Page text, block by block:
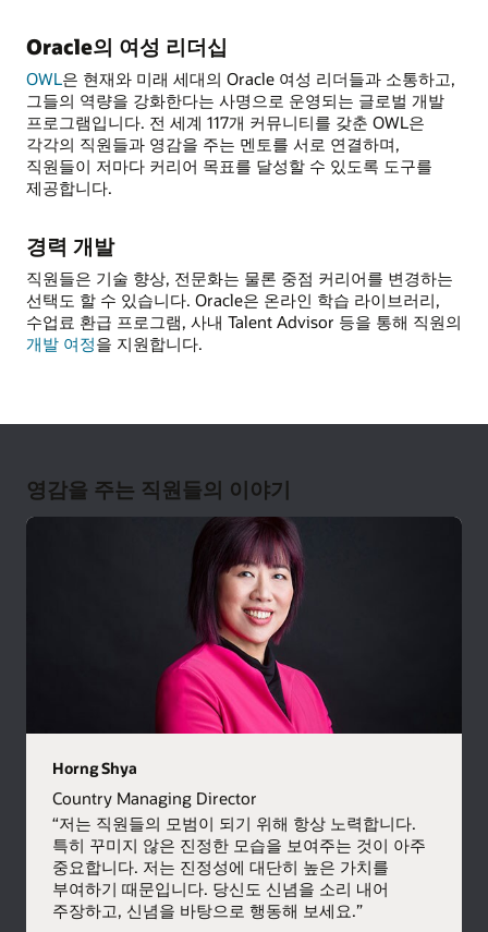
Oracle의 여성 리더십
OWL은 현재와 미래 세대의 Oracle 여성 리더들과 소통하고,
그들의 역량을 강화한다는 사명으로 운영되는 글로벌 개발
프로그램입니다. 전 세계 117개 커뮤니티를 갖춘 OWL은
각각의 직원들과 영감을 주는 멘토를 서로 연결하며,
직원들이 저마다 커리어 목표를 달성할 수 있도록 도구를
제공합니다.
경력 개발
직원들은 기술 향상, 전문화는 물론 중점 커리어를 변경하는
선택도 할 수 있습니다. Oracle은 온라인 학습 라이브러리,
수업료 환급 프로그램, 사내 Talent Advisor 등을 통해 직원의
개발 여정을 지원합니다.
영감을 주는 직원들의 이야기
Horng Shya
Country Managing Director
“저는 직원들의 모범이 되기 위해 항상 노력합니다.
특히 꾸미지 않은 진정한 모습을 보여주는 것이 아주
중요합니다. 저는 진정성에 대단히 높은 가치를
부여하기 때문입니다. 당신도 신념을 소리 내어
주장하고, 신념을 바탕으로 행동해 보세요.”